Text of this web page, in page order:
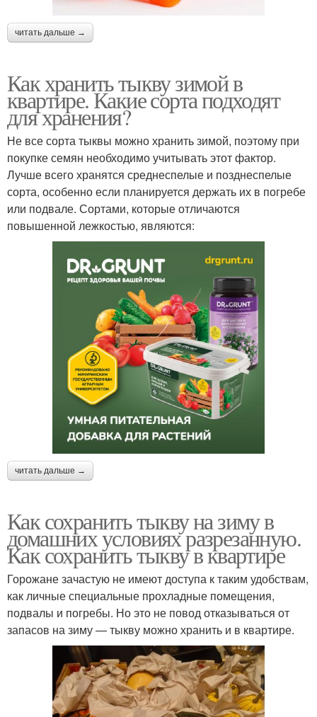
читать дальше →
Как хранить тыкву зимой в
квартире. Какие сорта подходят
для хранения?
Не все сорта тыквы можно хранить зимой, поэтому при
покупке семян необходимо учитывать этот фактор.
Лучше всего хранятся среднеспелые и позднеспелые
сорта, особенно если планируется держать их в погребе
или подвале. Сортами, которые отличаются
повышенной лежкостью, являются:
читать дальше →
Как сохранить тыкву на зиму в
домашних условиях разрезанную.
Как сохранить тыкву в квартире
Горожане зачастую не имеют доступа к таким удобствам,
как личные специальные прохладные помещения,
подвалы и погребы. Но это не повод отказываться от
запасов на зиму — тыкву можно хранить и в квартире.